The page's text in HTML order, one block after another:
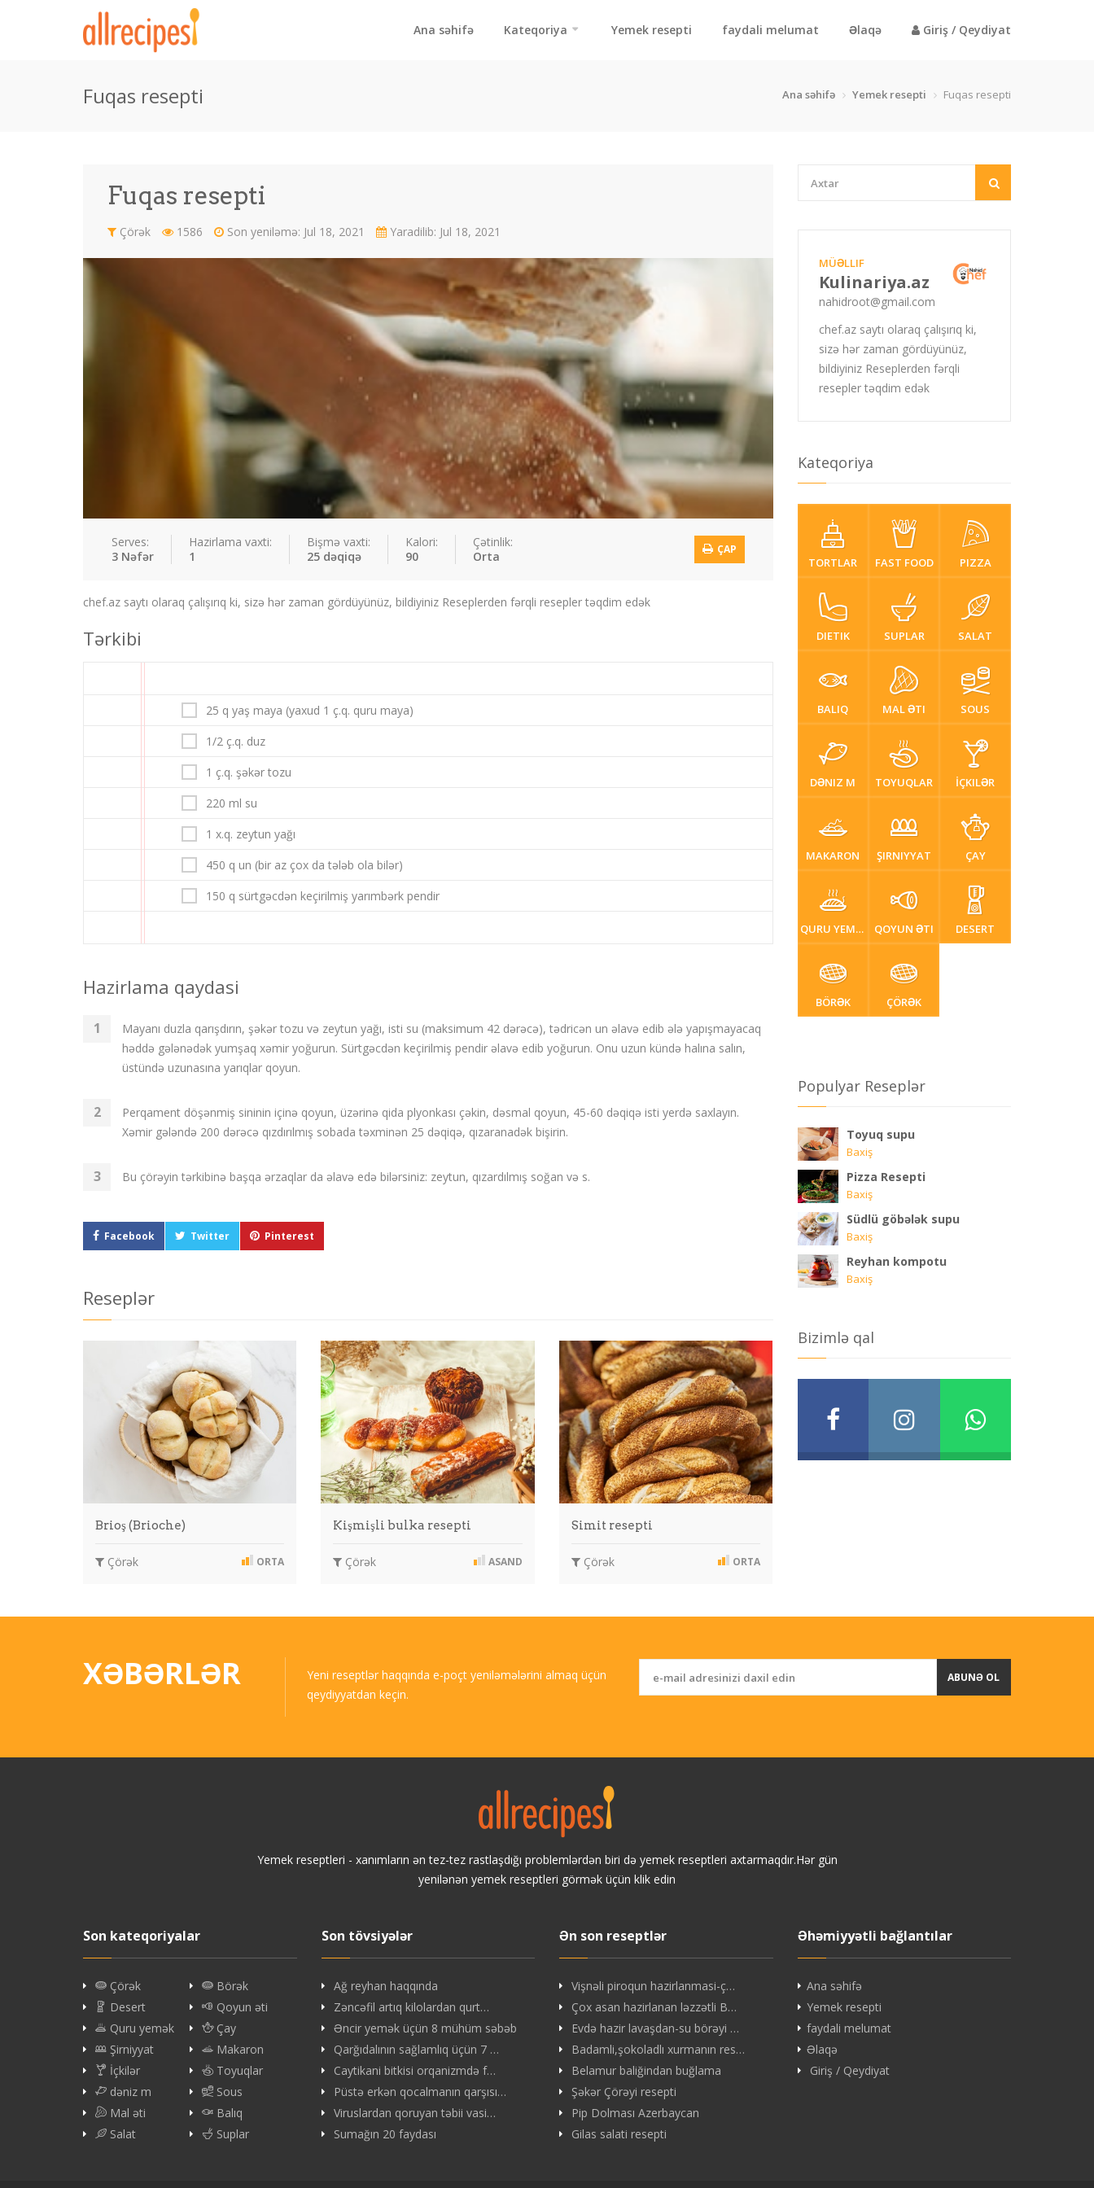
Ana səhifə Kateqoriya Yemek resepti faydali melumat Əlaqə Giriş / Qeydiyat
Fuqas resepti Ana səhifə Yemek resepti Fuqas resepti
Fuqas resepti
Çörək 1586 Son yeniləmə: Jul 18, 2021 Yaradilib: Jul 18, 2021
Serves:
3 Nəfər
Hazirlama vaxti:
1
Bişmə vaxti:
25 dəqiqə
Kalori:
90
Çətinlik:
Orta
ÇAP
chef.az saytı olaraq çalışırıq ki, sizə hər zaman gördüyünüz, bildiyiniz Reseplerden fərqli resepler təqdim edək
Tərkibi
25 q yaş maya (yaxud 1 ç.q. quru maya)
1/2 ç.q. duz
1 ç.q. şəkər tozu
220 ml su
1 x.q. zeytun yağı
450 q un (bir az çox da tələb ola bilər)
150 q sürtgəcdən keçirilmiş yarımbərk pendir
Hazirlama qaydasi
Mayanı duzla qarışdırın, şəkər tozu və zeytun yağı, isti su (maksimum 42 dərəcə), tədricən un əlavə edib ələ yapışmayacaq
həddə gələnədək yumşaq xəmir yoğurun. Sürtgəcdən keçirilmiş pendir əlavə edib yoğurun. Onu uzun kündə halına salın,
üstündə uzunasına yarıqlar qoyun.
Perqament döşənmiş sininin içinə qoyun, üzərinə qida plyonkası çəkin, dəsmal qoyun, 45-60 dəqiqə isti yerdə saxlayın.
Xəmir gələndə 200 dərəcə qızdırılmış sobada təxminən 25 dəqiqə, qızaranadək bişirin.
Bu çörəyin tərkibinə başqa ərzaqlar da əlavə edə bilərsiniz: zeytun, qızardılmış soğan və s.
Facebook Twitter Pinterest
Reseplər
Brioş (Brioche)
Çörək ORTA
Kişmişli bulka resepti
Çörək ASAND
Simit resepti
Çörək ORTA
MÜƏLLIF
Kulinariya.az
nahidroot@gmail.com
chef.az saytı olaraq çalışırıq ki,
sizə hər zaman gördüyünüz,
bildiyiniz Reseplerden fərqli
resepler təqdim edək
Kateqoriya
TORTLAR FAST FOOD PIZZA
DIETIK SUPLAR SALAT
BALIQ MAL ƏTI SOUS
DƏNIZ M TOYUQLAR İÇKILƏR
MAKARON ŞIRNIYYAT ÇAY
QURU YEMƏK QOYUN ƏTI DESERT
BÖRƏK ÇÖRƏK
Populyar Reseplər
Toyuq supu
Baxiş
Pizza Resepti
Baxiş
Südlü göbələk supu
Baxiş
Reyhan kompotu
Baxiş
Bizimlə qal
XƏBƏRLƏR
Yeni reseptlər haqqında e-poçt yeniləmələrini almaq üçün
qeydiyyatdan keçin.
ABUNƏ OL
Yemek reseptleri - xanımların ən tez-tez rastlaşdığı problemlərdən biri də yemek reseptleri axtarmaqdır.Hər gün
yenilənən yemek reseptleri görmək üçün klik edin
Son kateqoriyalar
Çörək
Börək
Desert
Qoyun əti
Quru yemək
Çay
Şirniyyat
Makaron
İçkilər
Toyuqlar
dəniz m
Sous
Mal əti
Balıq
Salat
Suplar
Son tövsiyələr
Ağ reyhan haqqında
Zəncəfil artıq kilolardan qurt…
Əncir yemək üçün 8 mühüm səbəb
Qarğıdalının sağlamlıq üçün 7 …
Caytikani bitkisi orqanizmdə f…
Püstə erkən qocalmanın qarşısı…
Viruslardan qoruyan təbii vasi…
Sumağın 20 faydası
Ən son reseptlər
Vişnəli piroqun hazirlanmasi-ç…
Çox asan hazirlanan ləzzətli B…
Evdə hazir lavaşdan-su börəyi …
Badamli,şokoladlı xurmanın res…
Belamur baliğindan buğlama
Şəkər Çörəyi resepti
Pip Dolması Azerbaycan
Gilas salati resepti
Əhəmiyyətli bağlantılar
Ana səhifə
Yemek resepti
faydali melumat
Əlaqə
Giriş / Qeydiyat